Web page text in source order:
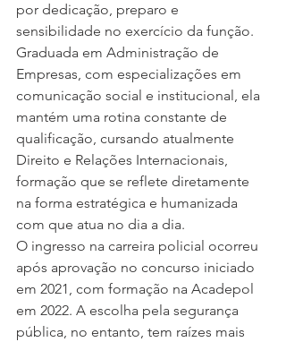
por dedicação, preparo e
sensibilidade no exercício da função.
Graduada em Administração de
Empresas, com especializações em
comunicação social e institucional, ela
mantém uma rotina constante de
qualificação, cursando atualmente
Direito e Relações Internacionais,
formação que se reflete diretamente
na forma estratégica e humanizada
com que atua no dia a dia.
O ingresso na carreira policial ocorreu
após aprovação no concurso iniciado
em 2021, com formação na Acadepol
em 2022. A escolha pela segurança
pública, no entanto, tem raízes mais